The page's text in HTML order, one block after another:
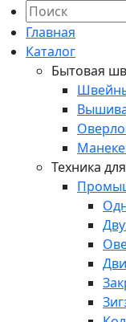
Главная
Каталог
Бытовая
Техника